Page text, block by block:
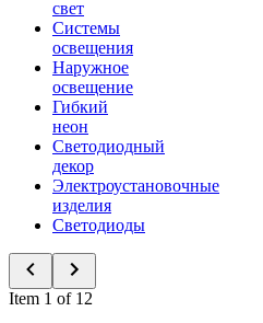
свет
Системы
освещения
Наружное
освещение
Гибкий
неон
Светодиодный
декор
Электроустановочные
изделия
Светодиоды
Item 1 of 12